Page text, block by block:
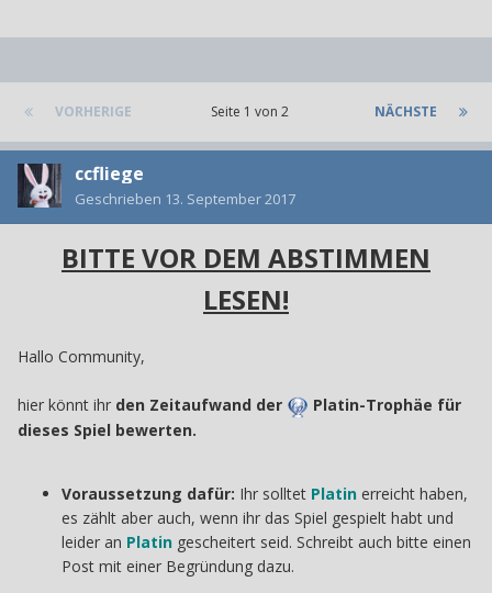
VORHERIGE NÄCHSTE
Seite 1 von 2
ccfliege
Geschrieben 13. September 2017
BITTE VOR DEM ABSTIMMEN
LESEN!
Hallo Community,
hier könnt ihr den Zeitaufwand der
Platin-Trophäe für
dieses Spiel bewerten.
Voraussetzung dafür: Ihr solltet Platin erreicht haben,
es zählt aber auch, wenn ihr das Spiel gespielt habt und
leider an Platin gescheitert seid. Schreibt auch bitte einen
Post mit einer Begründung dazu.